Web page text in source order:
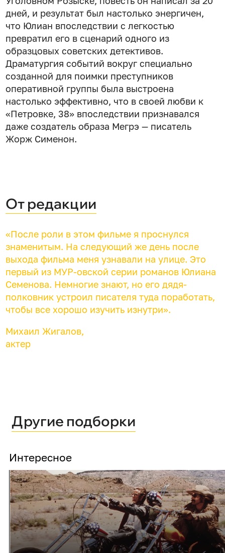
дней, и результат был настолько энергичен,
что Юлиан впоследствии с легкостью
превратил его в сценарий одного из
образцовых советских детективов.
Драматургия событий вокруг специально
созданной для поимки преступников
оперативной группы была выстроена
настолько эффективно, что в своей любви к
«Петровке, 38» впоследствии признавался
даже создатель образа Мегрэ — писатель
Жорж Сименон.
От редакции
«После роли в этом фильме я проснулся
знаменитым. На следующий же день после
выхода фильма меня узнавали на улице. Это
первый из МУР-овской серии романов Юлиана
Семенова. Немногие знают, но его дядя-
полковник устроил писателя туда поработать,
чтобы все хорошо изучить изнутри».
Михаил Жигалов,
актер
Другие подборки
Интересное